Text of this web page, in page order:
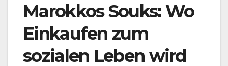
Marokkos Souks: Wo
Einkaufen zum
sozialen Leben wird